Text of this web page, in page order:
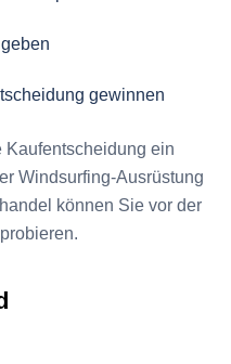
gewinnen
Kaufentscheidung ein
Windsurfing-Ausrüstung
können Sie vor der